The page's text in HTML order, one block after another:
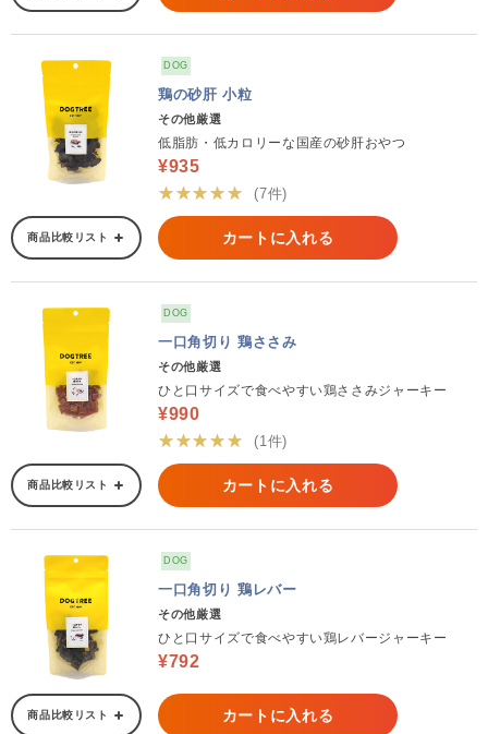
DOG
鶏の砂肝 小粒
その他厳選
低脂肪・低カロリーな国産の砂肝おやつ
¥935
★★★★★
(7件)
商品比較リスト カートに入れる
DOG
一口角切り 鶏ささみ
その他厳選
ひと口サイズで食べやすい鶏ささみジャーキー
¥990
★★★★★
(1件)
商品比較リスト カートに入れる
DOG
一口角切り 鶏レバー
その他厳選
ひと口サイズで食べやすい鶏レバージャーキー
¥792
商品比較リスト カートに入れる